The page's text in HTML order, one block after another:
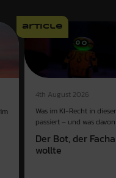
article
4th August 2026
Was im KI-Recht in
passiert – und was
Der Bot, der
wollte